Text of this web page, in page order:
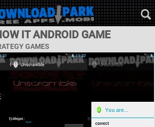
IT ANDROID GAME
GAMES